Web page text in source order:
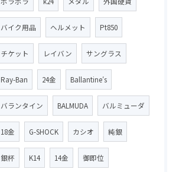
バイク用品 ヘルメット Pt850
チケット レイバン サングラス
Ray-Ban 24金 Ballantine′s
バランタイン BALMUDA バルミューダ
18金 G-SHOCK カシオ 純銀
銀杯 K14 14金 御即位